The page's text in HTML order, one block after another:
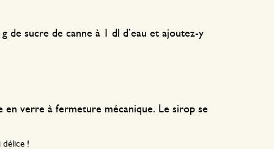
de sucre de canne à 1 dl d’eau et ajoutez-y
en verre à fermeture mécanique. Le sirop se
délice !